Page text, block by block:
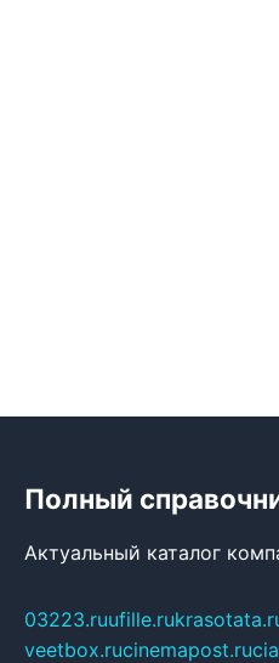
Полный
Актуальный каталог
03223.ruufille.ru
veetbox.rucinemapost.ru